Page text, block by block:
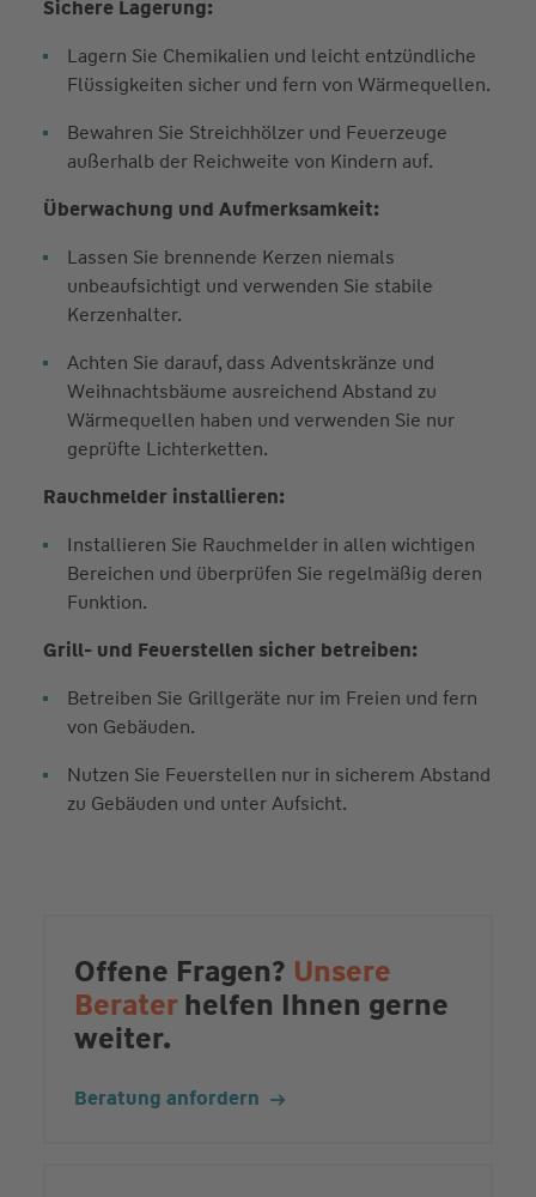
Sichere Lagerung:
Lagern Sie Chemikalien und leicht entzündliche
Flüssigkeiten sicher und fern von Wärmequellen.
Bewahren Sie Streichhölzer und Feuerzeuge
außerhalb der Reichweite von Kindern auf.
Überwachung und Aufmerksamkeit:
Lassen Sie brennende Kerzen niemals
unbeaufsichtigt und verwenden Sie stabile
Kerzenhalter.
Achten Sie darauf, dass Adventskränze und
Weihnachtsbäume ausreichend Abstand zu
Wärmequellen haben und verwenden Sie nur
geprüfte Lichterketten.
Rauchmelder installieren:
Installieren Sie Rauchmelder in allen wichtigen
Bereichen und überprüfen Sie regelmäßig deren
Funktion.
Grill- und Feuerstellen sicher betreiben:
Betreiben Sie Grillgeräte nur im Freien und fern
von Gebäuden.
Nutzen Sie Feuerstellen nur in sicherem Abstand
zu Gebäuden und unter Aufsicht.
Offene Fragen? Unsere
Beraterhelfen Ihnen gerne
weiter.
Beratung anfordern